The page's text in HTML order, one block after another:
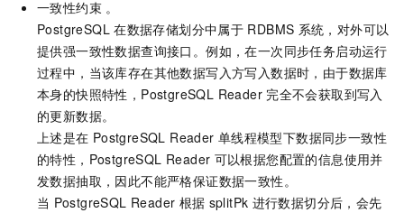
一致性约束 。
PostgreSQL 在数据存储划分中属于 RDBMS 系统，对外可以
提供强一致性数据查询接口。例如，在一次同步任务启动运行
过程中，当该库存在其他数据写入方写入数据时，由于数据库
本身的快照特性，PostgreSQL Reader 完全不会获取到写入
的更新数据。
上述是在 PostgreSQL Reader 单线程模型下数据同步一致性
的特性，PostgreSQL Reader 可以根据您配置的信息使用并
发数据抽取，因此不能严格保证数据一致性。
当 PostgreSQL Reader 根据 splitPk 进行数据切分后，会先